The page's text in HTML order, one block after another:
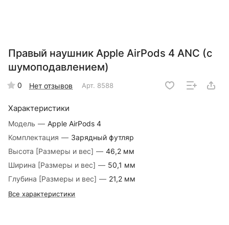
Правый наушник Apple AirPods 4 ANC (с
шумоподавлением)
0 Нет отзывов Арт. 8588
Характеристики
Модель — Apple AirPods 4
Комплектация — Зарядный футляр
Высота [Размеры и вес] — 46,2 мм
Ширина [Размеры и вес] — 50,1 мм
Глубина [Размеры и вес] — 21,2 мм
Все характеристики